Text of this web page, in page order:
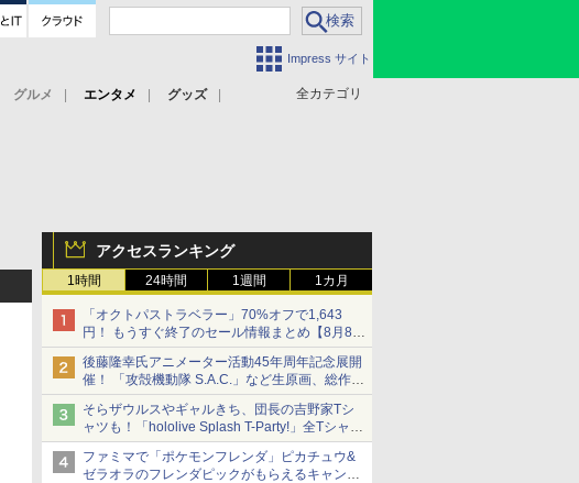
Impress サイト
全カテゴリ
グルメ エンタメ
グッズ
アクセスランキング
1時間 24時間 1週間 1カ月
「オクトパストラベラー」70%オフで1,643
円！ もうすぐ終了のセール情報まとめ【8月8日
更新】
ニンテンドーeショップでは「大神 絶景版」が
67%オフで990円
後藤隆幸氏アニメーター活動45年周年記念展開
催！ 「攻殻機動隊 S.A.C.」など生原画、総作画
監督修正が展示
そらザウルスやギャルきち、団長の吉野家Tシ
ャツも！「hololive Splash T-Party!」全Tシャツ
ラインナップ公開＆オンライン販売開始
ファミマで「ポケモンフレンダ」ピカチュウ&
ゼラオラのフレンダピックがもらえるキャンペ